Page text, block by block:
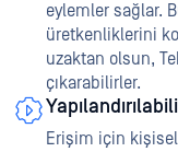
eylemler sağlar.
üretkenliklerini
uzaktan olsun,
çıkarabilirler.
Erişim için